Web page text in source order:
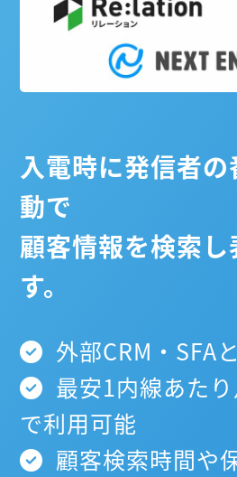
入電時に発信者の
動で
顧客情報を検索し
す。
外部CRM・SFA
最安1内線あた
で利用可能
顧客検索時間や